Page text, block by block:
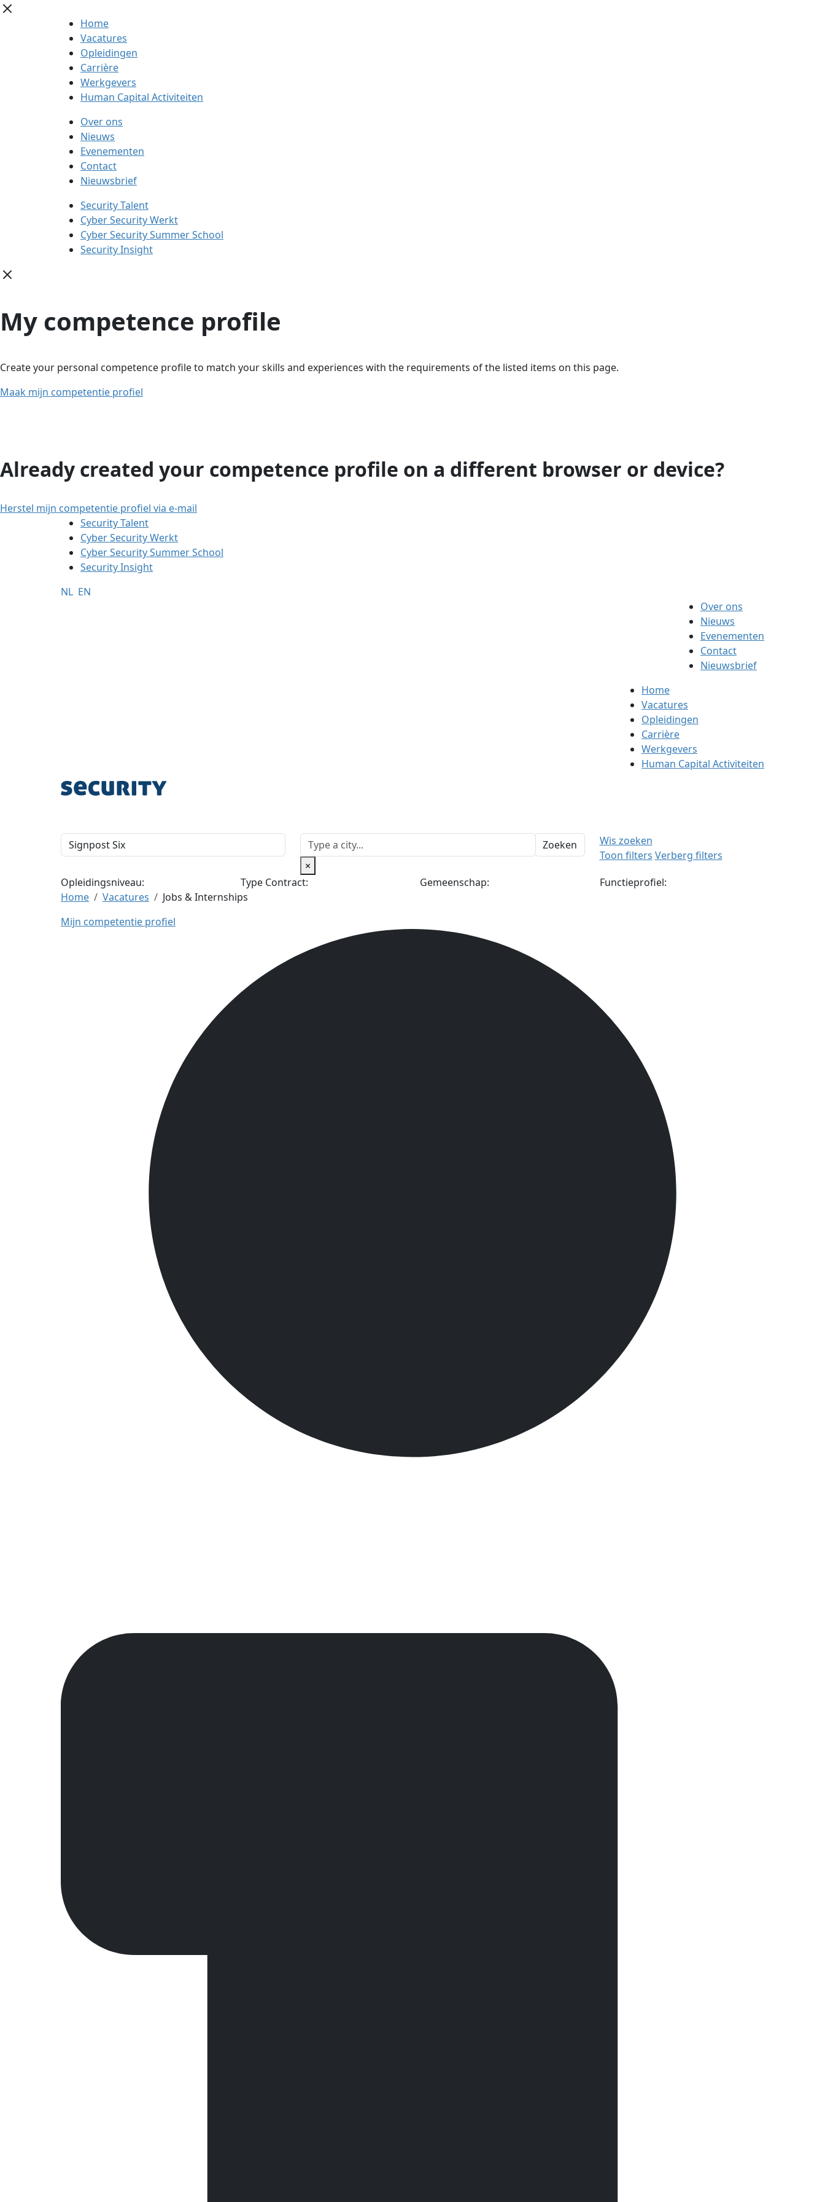
Home
Vacatures
Opleidingen
Carrière
Werkgevers
Human Capital Activiteiten
Over ons
Nieuws
Evenementen
Contact
Nieuwsbrief
Security Talent
Cyber Security Werkt
Cyber Security Summer School
Security Insight
My competence profile
Create your personal competence profile to match your skills and experiences with the requirements of the listed items on this page.
Maak mijn competentie profiel
Already created your competence profile on a different browser or device?
Herstel mijn competentie profiel via e-mail
Security Talent
Cyber Security Werkt
Cyber Security Summer School
Security Insight
NL EN
Over ons
Nieuws
Evenementen
Contact
Nieuwsbrief
Home
Vacatures
Opleidingen
Carrière
Werkgevers
Human Capital Activiteiten
×
Zoeken
Wis zoeken
Toon filters Verberg filters
Opleidingsniveau:
Type Contract: Gemeenschap:
Functieprofiel:
Home
Vacatures
Jobs & Internships
Mijn competentie profiel